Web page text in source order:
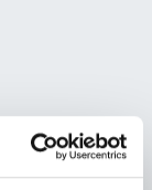
. Non tutte le